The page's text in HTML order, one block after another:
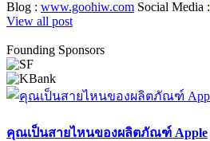
Blog : www.goohiw.com Social Media :
View all post
Founding Sponsors
คุณเป็นสายไหนของผลิตภัณฑ์ Apple